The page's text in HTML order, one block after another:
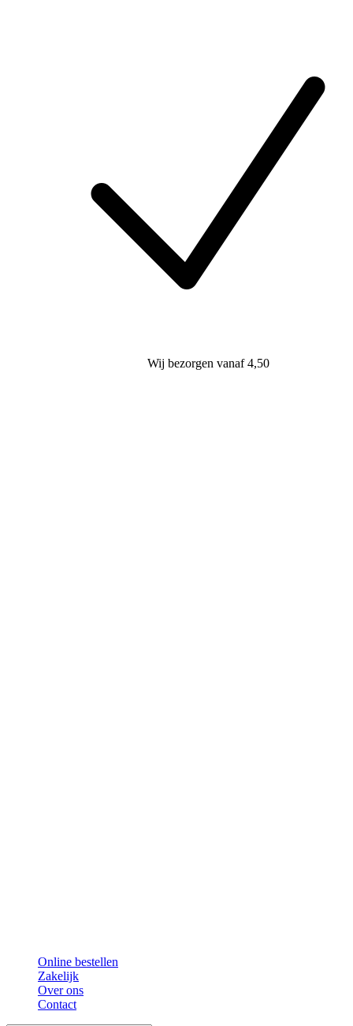
Wij bezorgen vanaf 4,50
Online bestellen
Zakelijk
Over ons
Contact